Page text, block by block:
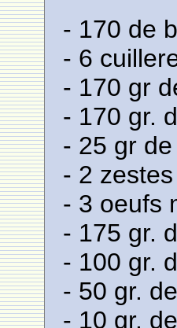
- 170 de
- 6
- 170 gr
- 170 gr.
- 25 gr
- 2
- 3 oeufs
- 175 gr.
- 100 gr.
- 50 gr.
- 10 gr.